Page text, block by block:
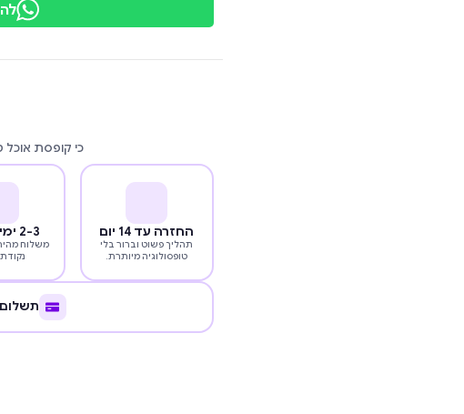
כי קופסת
החזרה עד 14 יום
תהליך פשוט וברור בלי
טופסולוגיה מיותרת.
2-3 ימי עסקים
משלוח